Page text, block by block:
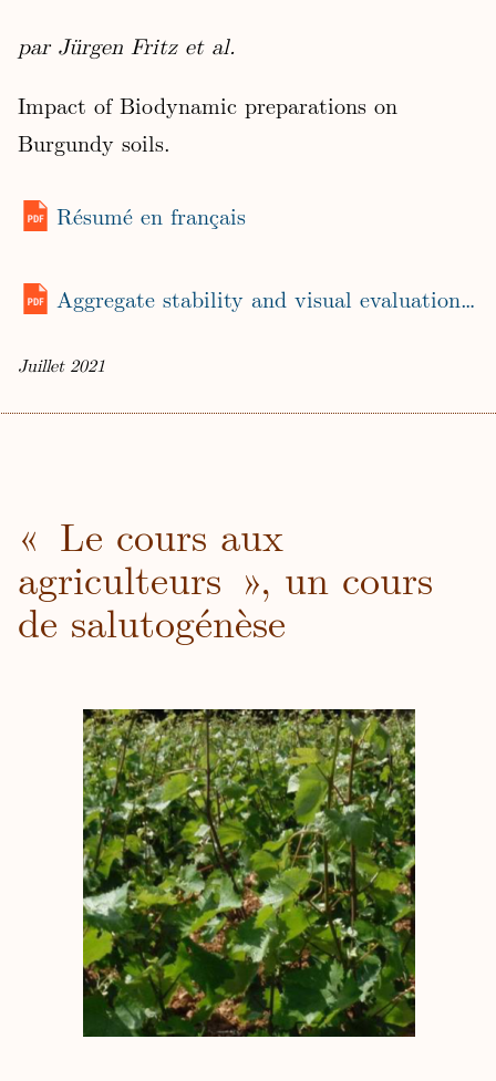
par Jürgen Fritz et al.
Impact of Biodynamic preparations on
Burgundy soils.
Résumé en français
Aggregate stability and visual evaluation of soil structure
Juillet 2021
« Le cours aux
agriculteurs », un cours
de salutogénèse